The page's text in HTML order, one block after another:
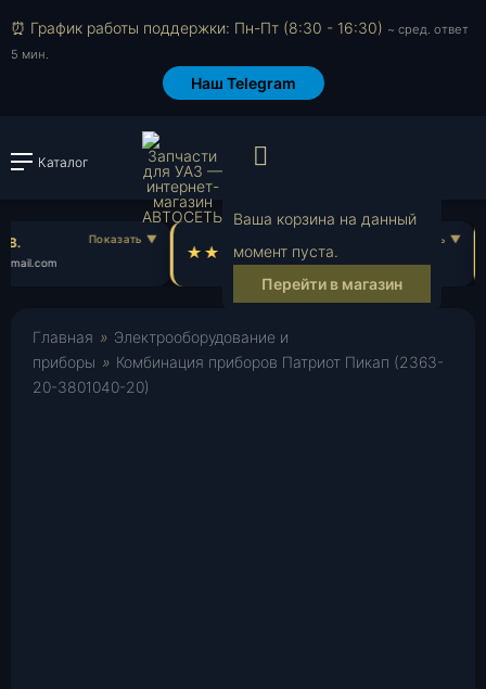
⏰ График работы поддержки: Пн-Пт (8:30 - 16:30) ~ сред. ответ
5 мин.
Наш Telegram
Каталог Войти или
Ваша корзина на данный
момент пуста.
Перейти в магазин
de***@gmail.com
Главная » Электрооборудование и
приборы » Комбинация приборов Патриот Пикап (2363-
20-3801040-20)